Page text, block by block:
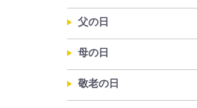
父の日
母の日
敬老の日